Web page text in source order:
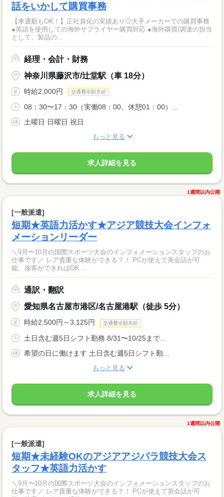
話をいかして購買事務
【車通勤もOK！】正社員化の実績あり◎大手メーカーでの購買事務
●英語を使用しての海外サプライヤー購買対応 ●海外購買/調達の担当
として、製品の...
経理・会計・財務
神奈川県藤沢市/辻堂駅（車 18分）
時給2,000円 交通費全額支給
08：30〜17：30（実働08：00、休憩01：00）...
土曜日 日曜日 祝日
もっと見る
求人詳細を見る
1週間以内公開
[一般派遣]
短期★英語力活かす★アジア競技大会インフォ
メーションリーダー
＼9月〜10月の国際スポーツ大会のインフォメーションスタッフのお
仕事です／ レア貴重な体験ができる？！ PCが使えて英会話が可
能、接客ができればOK ...
通訳・翻訳
愛知県名古屋市港区/名古屋港駅（徒歩 5分）
時給2,500円～3,125円 交通費全額支給
土日含む週5日シフト勤務 8/31〜10/25まで...
希望の日に働けます 土日含む週5日シフト勤...
もっと見る
求人詳細を見る
1週間以内公開
[一般派遣]
短期★未経験OKのアジアアジパラ競技大会ス
タッフ★英語力活かす
＼9月〜10月の国際スポーツ大会のインフォメーションスタッフのお
仕事です／ レア貴重な体験ができる？！ PCが使えて英会話が可